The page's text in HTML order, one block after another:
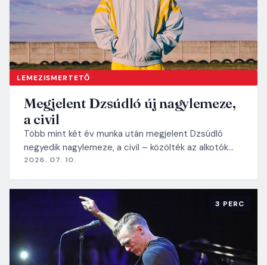
LEMEZISMERTETŐ
Megjelent Dzsúdló új nagylemeze,
a civil
Több mint két év munka után megjelent Dzsúdló
negyedik nagylemeze, a civil – közölték az alkotók…
2026. 07. 10.
3 PERC